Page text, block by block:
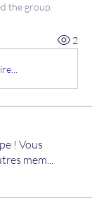
the group.
2
! Vous
mem...